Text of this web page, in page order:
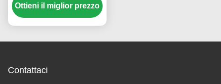
riscaldamento e
raffreddamento
vista energetico ed
Ottieni il miglior prezzo
Contattaci